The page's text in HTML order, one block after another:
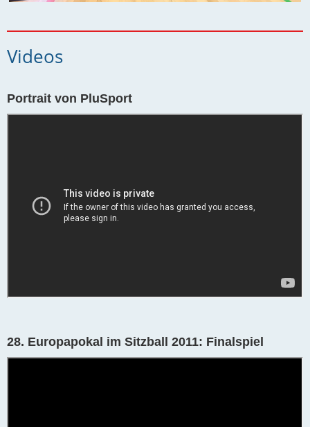
Videos
Portrait von PluSport
28. Europapokal im Sitzball 2011: Finalspiel